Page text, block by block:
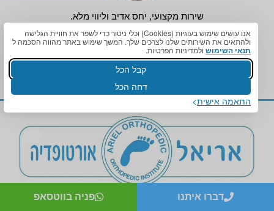
אנו עושים שימוש בעוגיות (Cookies) וכלי ניטור כדי לשפר את חוויית הגלישה
ולהתאים את השירותים שלנו לצרכים שלך. המשך שימוש באתר מהווה הסכמה ל
תנאי השימוש ולמדיניות הפרטיות.
קבל הכל
דחה הכל
התאמה אישית
שירות מקצועי, יחס אדיב וליווי מלא.
תודה רבה על התאמה מושלמת!
אדיר ברכה
דברו איתנו פניה בווטסאפ